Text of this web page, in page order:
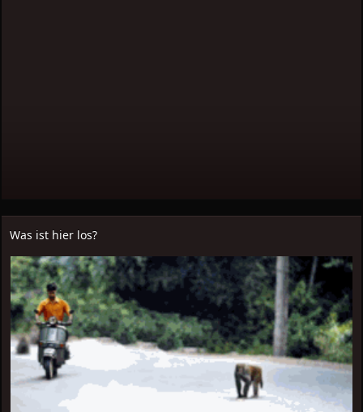
Was ist hier los?